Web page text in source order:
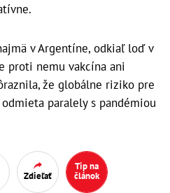
v Argentíne, odkiaľ loď v
proti nemu vakcína ani
že globálne riziko pre
paralely s pandémiou
Zdieľať
Tip na
článok